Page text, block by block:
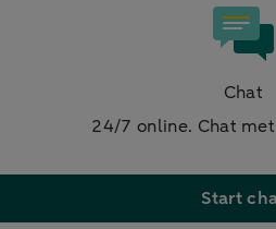
Chat
24/7 online. Chat
Start